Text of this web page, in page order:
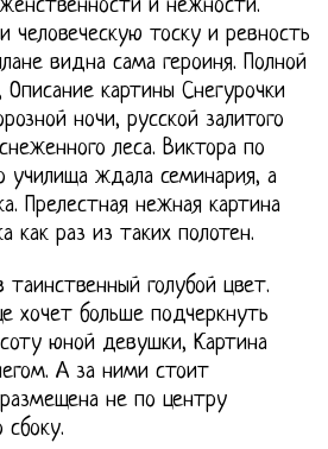
и нежности.
человеческую тоску и ревность
видна сама героиня. Полной
картины Снегурочки
ночи, русской залитого
леса. Виктора по
училища ждала семинария, а
Прелестная нежная картина
как раз из таких полотен.
таинственный голубой цвет.
хочет больше подчеркнуть
юной девушки, Картина
А за ними стоит
не по центру
сбоку.